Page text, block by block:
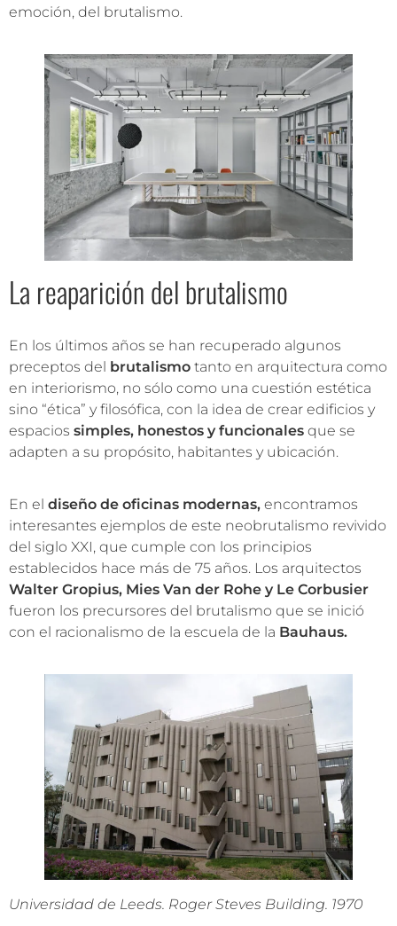
emoción, del brutalismo.
La reaparición del brutalismo
En los últimos años se han recuperado algunos
preceptos del brutalismo tanto en arquitectura como
en interiorismo, no sólo como una cuestión estética
sino “ética” y filosófica, con la idea de crear edificios y
espacios simples, honestos y funcionales que se
adapten a su propósito, habitantes y ubicación.
En el diseño de oficinas modernas, encontramos
interesantes ejemplos de este neobrutalismo revivido
del siglo XXI, que cumple con los principios
establecidos hace más de 75 años. Los arquitectos
Walter Gropius, Mies Van der Rohe y Le Corbusier
fueron los precursores del brutalismo que se inició
con el racionalismo de la escuela de la Bauhaus.
Universidad de Leeds. Roger Steves Building. 1970